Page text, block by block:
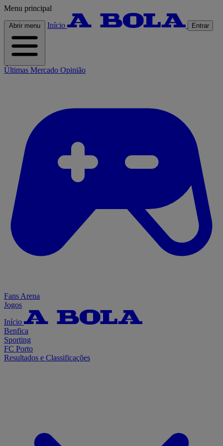
Menu principal
Abrir menu Início Entrar
Últimas Mercado Opinião
Fans Arena
Jogos
Início
Benfica
Sporting
FC Porto
Resultados e Classificações